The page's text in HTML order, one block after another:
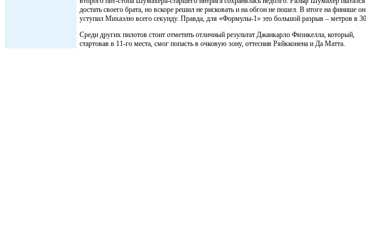
достать своего брата, но вскоре решил не рисковать и на обгон не пошел. В итоге на финише он
уступил Михаэлю всего секунду. Правда, для «Формулы-1» это большой разрыв – метров в
Среди других пилотов стоит отметить отличный результат Джанкарло Физикелла, который,
стартовав в 11-го места, смог попасть в очковую зону, оттеснив Ряйкконена и Да Матта.